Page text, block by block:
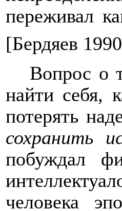
переживал
[Бердяев 1990
Вопрос о
найти себя,
потерять
сохранить
побуждал
человека